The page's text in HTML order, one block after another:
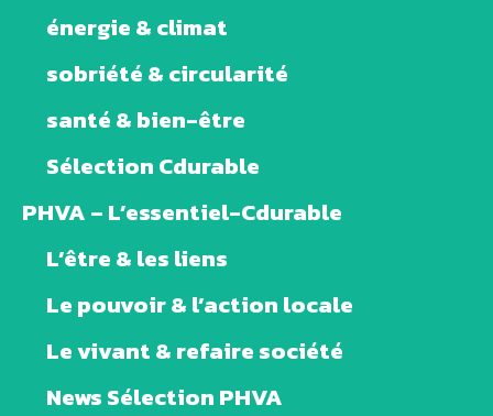
énergie & climat
sobriété & circularité
santé & bien-être
Sélection Cdurable
PHVA – L’essentiel-Cdurable
L’être & les liens
Le pouvoir & l’action locale
Le vivant & refaire société
News Sélection PHVA